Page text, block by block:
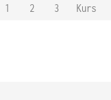
1 2 3
Kurs